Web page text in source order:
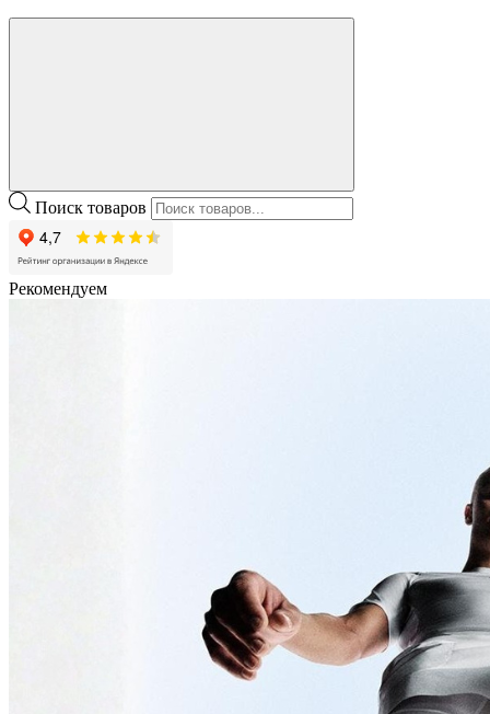
Поиск товаров
Рекомендуем